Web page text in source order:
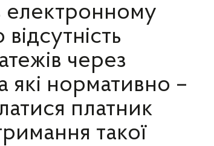
електронному
через
які нормативно –
платник
такої